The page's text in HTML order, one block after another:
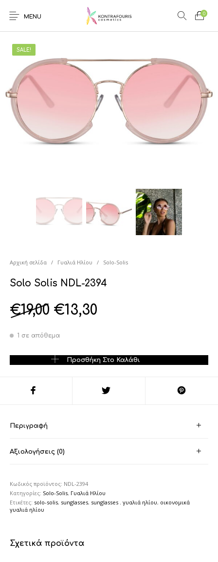
MENU
0
SALE!
Αρχική σελίδα / Γυαλιά Ηλίου / Solo-Solis
Solo Solis NDL-2394
€19,00 €13,30
1 σε απόθεμα
Solo Solis NDL-2394 ποσότητα
Προσθήκη Στο Καλάθι
Περιγραφή
Αξιολογήσεις (0)
Κωδικός προϊόντος: NDL-2394
Κατηγορίες: Solo-Solis, Γυαλιά Ηλίου
Ετικέτες: solo-solis, sunglasses, sunglasses . γυαλιά ηλίου, οικονομικά
γυαλιά ηλίου
Σχετικά προϊόντα